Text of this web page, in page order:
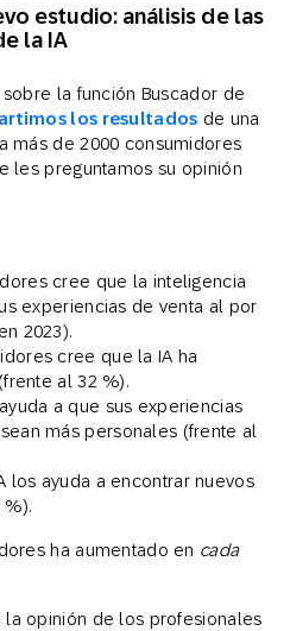
estudio: análisis de las
la IA
la función Buscador de
los resultados de una
más de 2000 consumidores
les preguntamos su opinión
cree que la inteligencia
experiencias de venta al por
2023).
cree que la IA ha
al 32 %).
a que sus experiencias
más personales (frente al
los ayuda a encontrar nuevos
ha aumentado en cada
opinión de los profesionales